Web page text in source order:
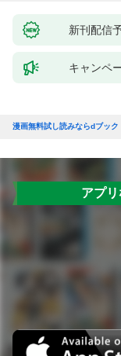
新刊配信
キャンペ
漫画無料試し読みならdブック
アプ